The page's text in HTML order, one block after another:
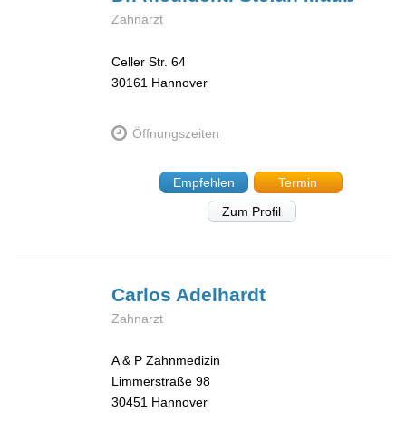
Zahnarzt
Celler Str. 64
30161 Hannover
Öffnungszeiten
Empfehlen
Termin
Zum Profil
Carlos Adelhardt
Zahnarzt
A & P Zahnmedizin
Limmerstraße 98
30451 Hannover